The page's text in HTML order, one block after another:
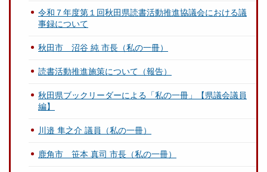
令和７年度第１回秋田県読書活動推進協議会における議
事録について
秋田市 沼谷 純 市長（私の一冊）
読書活動推進施策について（報告）
秋田県ブックリーダーによる「私の一冊」【県議会議員
編】
川邉 隼之介 議員（私の一冊）
鹿角市 笹本 真司 市長（私の一冊）